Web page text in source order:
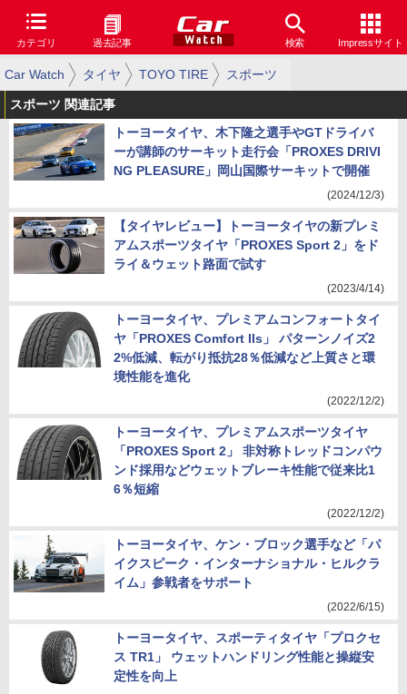
カテゴリ 過去記事 検索 Impressサイト
Car Watch タイヤ TOYO TIRE スポーツ
スポーツ 関連記事
トーヨータイヤ、木下隆之選手やGTドライバ
ーが講師のサーキット走行会「PROXES DRIVI
NG PLEASURE」岡山国際サーキットで開催
(2024/12/3)
【タイヤレビュー】トーヨータイヤの新プレミ
アムスポーツタイヤ「PROXES Sport 2」をド
ライ＆ウェット路面で試す
(2023/4/14)
トーヨータイヤ、プレミアムコンフォートタイ
ヤ「PROXES Comfort IIs」 パターンノイズ2
2%低減、転がり抵抗28％低減など上質さと環
境性能を進化
(2022/12/2)
トーヨータイヤ、プレミアムスポーツタイヤ
「PROXES Sport 2」 非対称トレッドコンパウ
ンド採用などウェットブレーキ性能で従来比1
6％短縮
(2022/12/2)
トーヨータイヤ、ケン・ブロック選手など「パ
イクスピーク・インターナショナル・ヒルクラ
イム」参戦者をサポート
(2022/6/15)
トーヨータイヤ、スポーティタイヤ「プロクセ
ス TR1」 ウェットハンドリング性能と操縦安
定性を向上